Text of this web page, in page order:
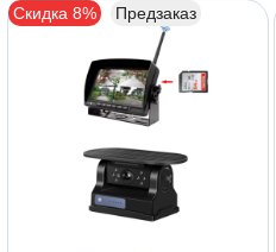
Скидка 8% Предзаказ